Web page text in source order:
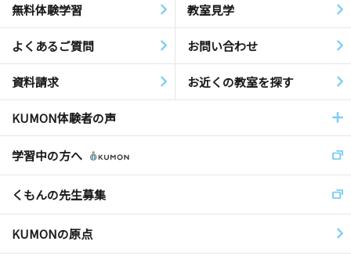
無料体験学習 教室見学
よくあるご質問 お問い合わせ
資料請求 お近くの教室を探す
KUMON体験者の声
学習中の方へ
くもんの先生募集
KUMONの原点